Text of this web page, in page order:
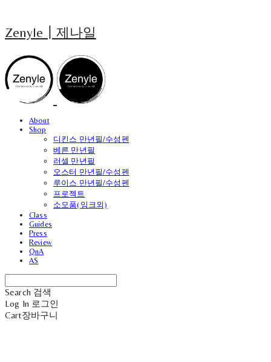
Zenyle┃제나일
About
Shop
디킨스 만년필/수성펜
베른 만년필
러셀 만년필
오스터 만년필/수성펜
루이스 만년필/수성펜
프로젝트
소모품(잉크외)
Class
Guides
Press
Review
QnA
AS
Search 검색
Log In 로그인
Cart장바구니